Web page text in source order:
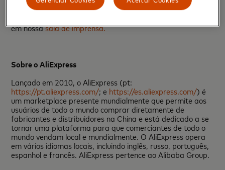
no Twitter@MastercardLAC
e junte-se às discussões de
em nossasala de imprensa.
Sobre o AliExpress
Lançado em 2010, o AliExpress (pt:
https://pt.aliexpress.com/; e https://es.aliexpress.com/) é
um marketplace presente mundialmente que permite aos
usuários de todo o mundo comprar diretamente de
fabricantes e distribuidores na China e está dedicado a se
tornar uma plataforma para que comerciantes de todo o
mundo vendam local e mundialmente. O AliExpress opera
em vários idiomas locais, incluindo inglês, russo, português,
espanhol e francês. AliExpress pertence ao Alibaba Group.